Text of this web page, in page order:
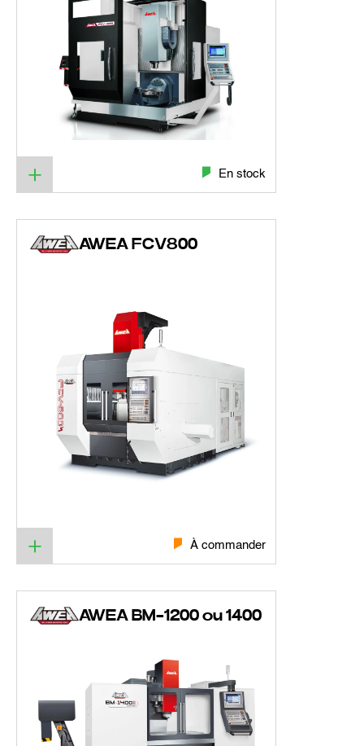
En stock
AWEA FCV800
À commander
AWEA BM-1200 ou 1400